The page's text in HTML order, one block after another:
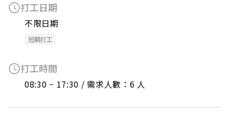
打工日期
不限日期
短期打工
打工時間
08:30 ~ 17:30 / 需求人數：6 人